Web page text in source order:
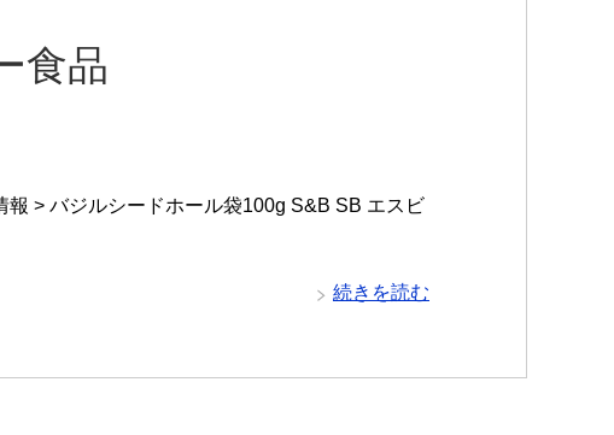
食品
> バジルシードホール袋100g S&B SB エスビ
続きを読む